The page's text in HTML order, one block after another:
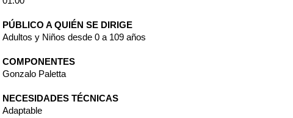
PÚBLICO A QUIÉN SE DIRIGE
Adultos y Niños desde 0 a 109 años
COMPONENTES
Gonzalo Paletta
NECESIDADES TÉCNICAS
Adaptable